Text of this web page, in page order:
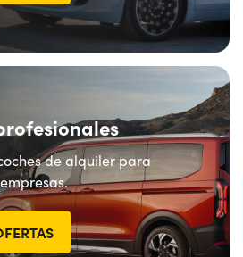
+34672028071
de alquiler para